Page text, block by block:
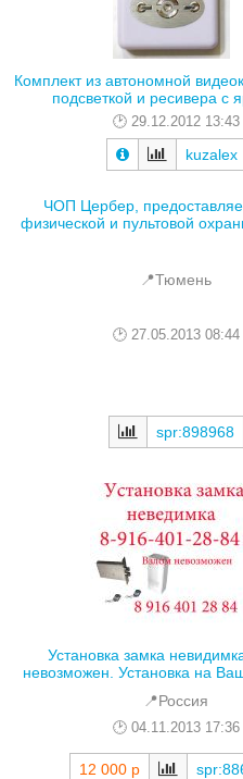
Комплект из автономной
подсветкой и ресивера с
29.12.2012 13:43
kuzalex
ЧОП Цербер,
физической и пультовой
📍Тюмень
27.05.2013 08:44
spr:898968
Установка замка
невозможен. Установка на
📍Россия
04.11.2013 17:36
12 000 р